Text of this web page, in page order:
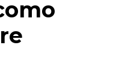
our newsletter